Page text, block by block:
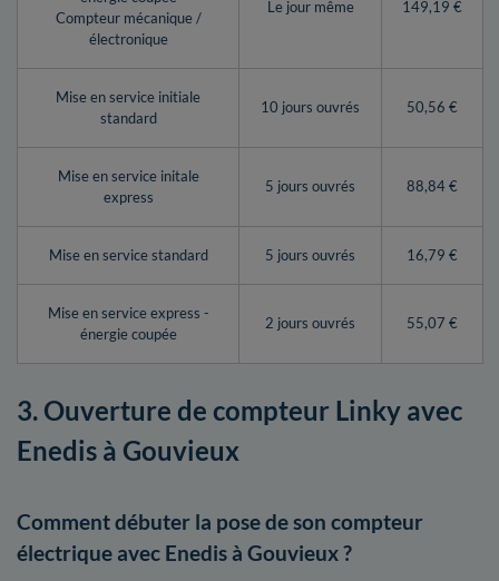
Compteur mécanique /
électronique
Le jour même 149,19 €
Mise en service initiale
standard
10 jours ouvrés 50,56 €
Mise en service initale
express
5 jours ouvrés 88,84 €
Mise en service standard 5 jours ouvrés 16,79 €
Mise en service express -
énergie coupée
2 jours ouvrés 55,07 €
3. Ouverture de compteur Linky avec
Enedis à Gouvieux
Comment débuter la pose de son compteur
électrique avec Enedis à Gouvieux ?